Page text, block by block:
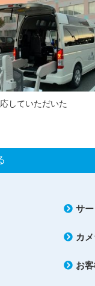
していただいた
サ
カ
お